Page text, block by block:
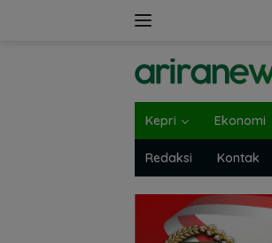
Kepri Ekonomi
Redaksi Kontak